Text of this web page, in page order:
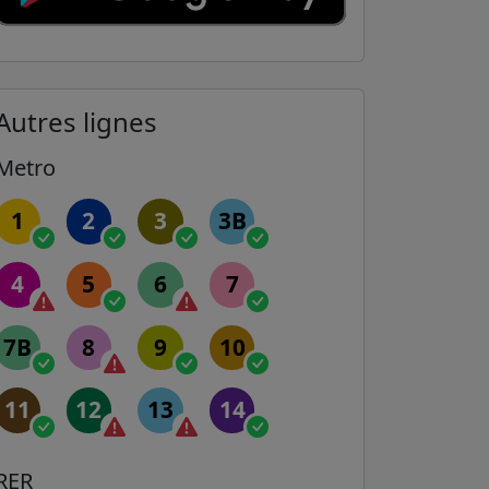
lignes
1 2 3 3B
4 5 6 7
7B 8 9 10
11 12 13 14